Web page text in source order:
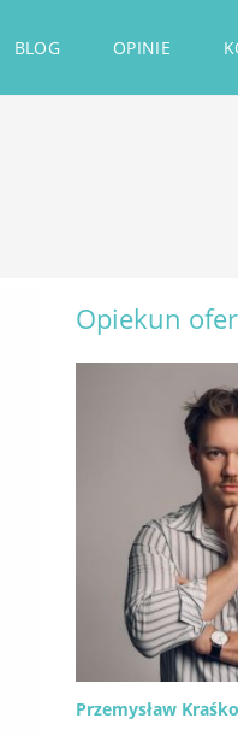
BLOG OPINIE
Opiekun
Przemysław Kraśko